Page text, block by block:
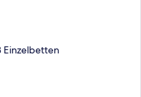
Einzelbetten